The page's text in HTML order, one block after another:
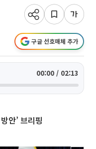
구글 선호매체 추가
00:00 / 02:13
안’ 브리핑